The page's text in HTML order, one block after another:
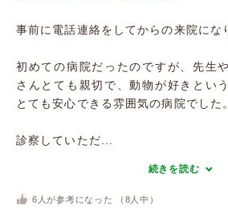
事前に電話連絡をしてからの来院にな
初めての病院だったのですが、先生
さんとても親切で、動物が好きとい
とても安心できる雰囲気の病院でした。
診察していただ...
続きを読む
6 人が参考になった （ 8 人中）